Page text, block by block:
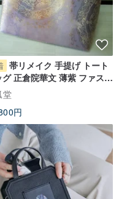
帯リメイク 手提げ トート
紫 ファスナ
A4サイズ
堂
円